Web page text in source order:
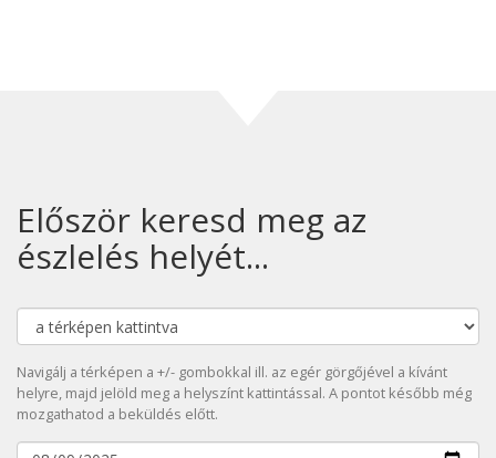
Először keresd meg az
észlelés helyét...
Navigálj a térképen a +/- gombokkal ill. az egér görgőjével a kívánt
helyre, majd jelöld meg a helyszínt kattintással. A pontot később még
mozgathatod a beküldés előtt.